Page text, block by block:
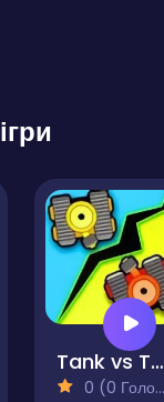
Tank vs Tank
0 (0 Голосів)